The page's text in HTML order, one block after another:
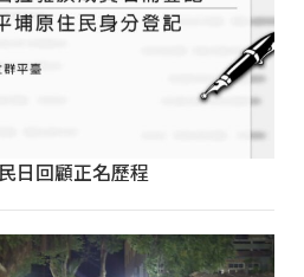
日回顧正名歷程